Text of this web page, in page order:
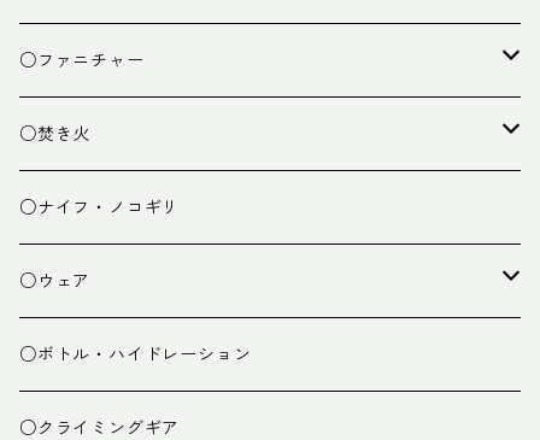
クッキング小物
ペグ・ハンマー・小物
ライト
ランタン
○ファニチャー
テーブル
チェア
○焚き火
焚き火台
焚き火小物
○ナイフ・ノコギリ
○ウェア
ミドルレイヤー
ベースレイヤー
○ボトル・ハイドレーション
○クライミングギア